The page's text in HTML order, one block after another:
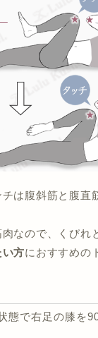
は腹斜筋と腹直
なので、くびれ
方におすすめの
態で右足の膝を